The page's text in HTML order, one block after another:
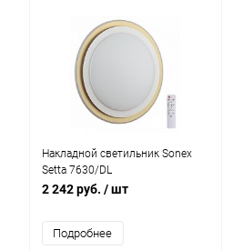
Накладной светильник Sonex
Setta 7630/DL
2 242 руб. / шт
Подробнее